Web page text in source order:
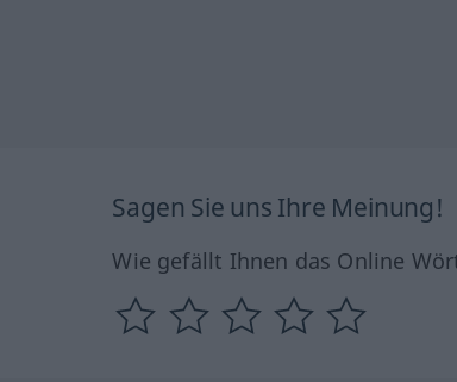
Sagen Sie uns Ihre Meinung!
Wie gefällt Ihnen das Online